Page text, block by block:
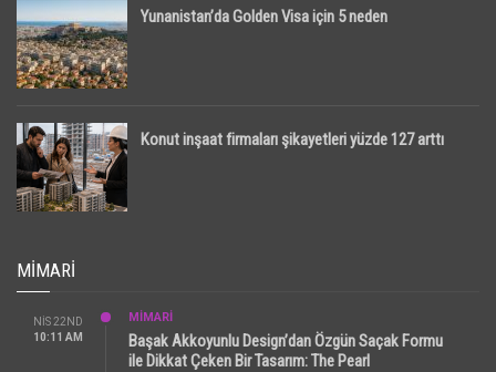
Yunanistan’da Golden Visa için 5 neden
Konut inşaat firmaları şikayetleri yüzde 127 arttı
MIMARI
NIS 22ND
10:11 AM
MİMARİ
Başak Akkoyunlu Design’dan Özgün Saçak Formu
ile Dikkat Çeken Bir Tasarım: The Pearl